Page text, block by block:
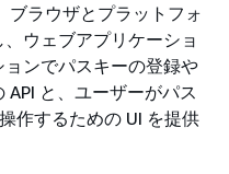
ブラウザとプラットフォ
ウェブアプリケーショ
ンでパスキーの登録や
と、ユーザーがパス
作するための UI を提供